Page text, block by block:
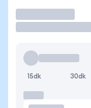
15dk 30dk